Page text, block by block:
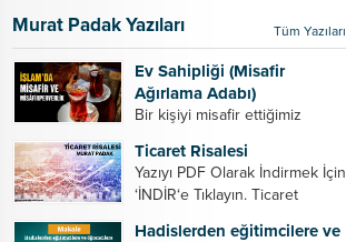
Murat Padak Yazıları Tüm Yazıları
Ev Sahipliği (Misafir
Ağırlama Adabı)
Bir kişiyi misafir ettiğimiz
gereken bazı hususlar. 1.
Davet edeceğiniz kişiyi son
ana bırakmayın. Durumuna
göre bir gün önce, bir hafta
Ticaret Risalesi
Yazıyı PDF Olarak İndirmek İçin
‘İNDİR‘e Tıklayın. Ticaret
Hadislerden eğitimcilere ve